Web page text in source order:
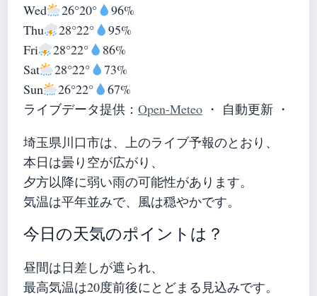
Wed
26°20°
96%
Thu
28°22°
95%
Fri
28°22°
86%
Sat
28°22°
73%
Sun
26°22°
67%
ライブデータ提供： Open-Meteo ・ 自動更新 ・
埼玉県川口市は、上のライブ予報のとおり、
本日は曇り空が広がり、
夕方以降に弱い雨の可能性があります。
気温は平年並みで、風は穏やかです。
今日の天気のポイントは？
昼間は日差しが遮られ、
最高気温は20度前後にとどまる見込みです。